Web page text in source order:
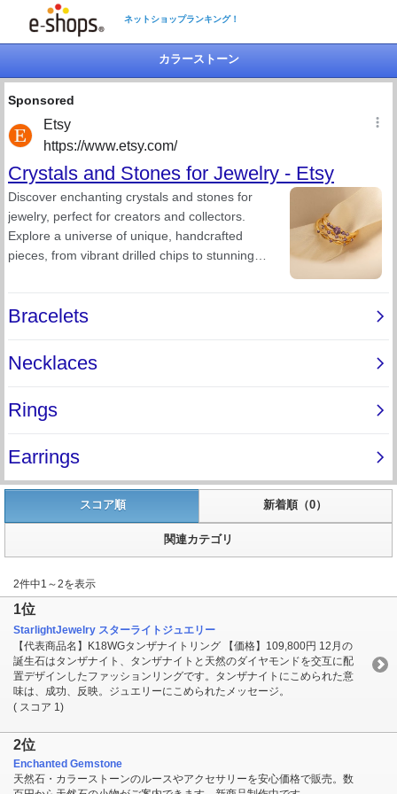
ネットショップランキング！
カラーストーン
スコア順 新着順（0）
関連カテゴリ
2件中1～2を表示
1位
StarlightJewelry スターライトジュエリー
【代表商品名】K18WGタンザナイトリング 【価格】109,800円 12月の
誕生石はタンザナイト、タンザナイトと天然のダイヤモンドを交互に配
置デザインしたファッションリングです。タンザナイトにこめられた意
味は、成功、反映。ジュエリーにこめられたメッセージ。
( スコア 1)
2位
Enchanted Gemstone
天然石・カラーストーンのルースやアクセサリーを安心価格で販売。数